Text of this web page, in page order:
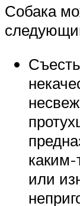
Собака
или